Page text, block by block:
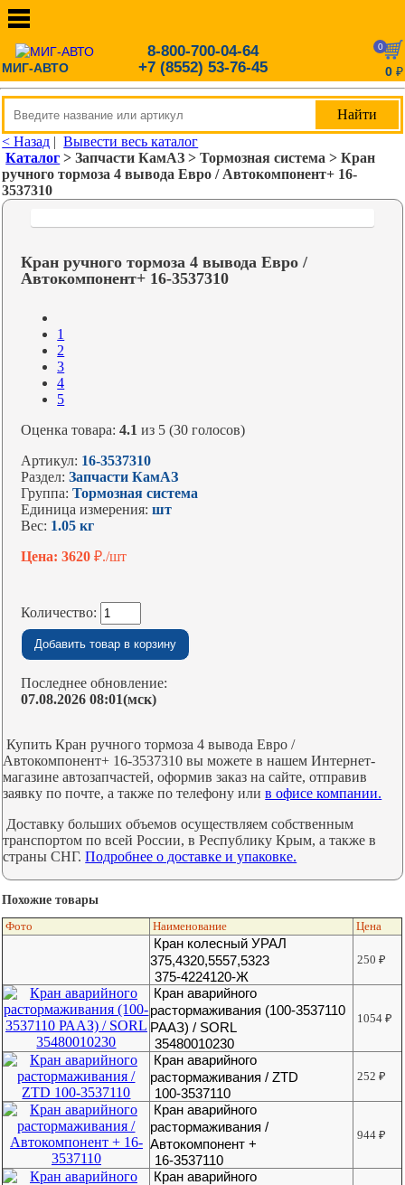
МИГ-АВТО
8-800-700-04-64
+7 (8552) 53-76-45
0
0 ₽
< Назад |Вывести весь каталог
Каталог > Запчасти КамАЗ > Тормозная система > Кран
ручного тормоза 4 вывода Евро / Автокомпонент+ 16-
3537310
Кран ручного тормоза 4 вывода Евро /
Автокомпонент+ 16-3537310
1
2
3
4
5
Оценка товара:4.1 из 5 (30 голосов)
Артикул: 16-3537310
Раздел:Запчасти КамАЗ
Группа:Тормозная система
Единица измерения:шт
Вес: 1.05 кг
Цена: 3620₽./шт
Количество:
Последнее обновление:
07.08.2026 08:01(мск)
Купить Кран ручного тормоза 4 вывода Евро /
Автокомпонент+ 16-3537310 вы можете в нашем Интернет-
магазине автозапчастей, оформив заказ на сайте, отправив
заявку по почте, а также по телефону илив офисе компании.
Доставку больших объемов осуществляем собственным
транспортом по всей России, в Республику Крым, а также в
страны СНГ.Подробнее о доставке и упаковке.
Похожие товары
Фото Наименование Цена
Кран колесный УРАЛ
375,4320,5557,5323
375-4224120-Ж
250₽
Кран аварийного
растормаживания (100-3537110
РААЗ) / SORL
35480010230
1054₽
Кран аварийного
растормаживания / ZTD
100-3537110
252₽
Кран аварийного
растормаживания /
Автокомпонент +
16-3537110
944₽
Кран аварийного